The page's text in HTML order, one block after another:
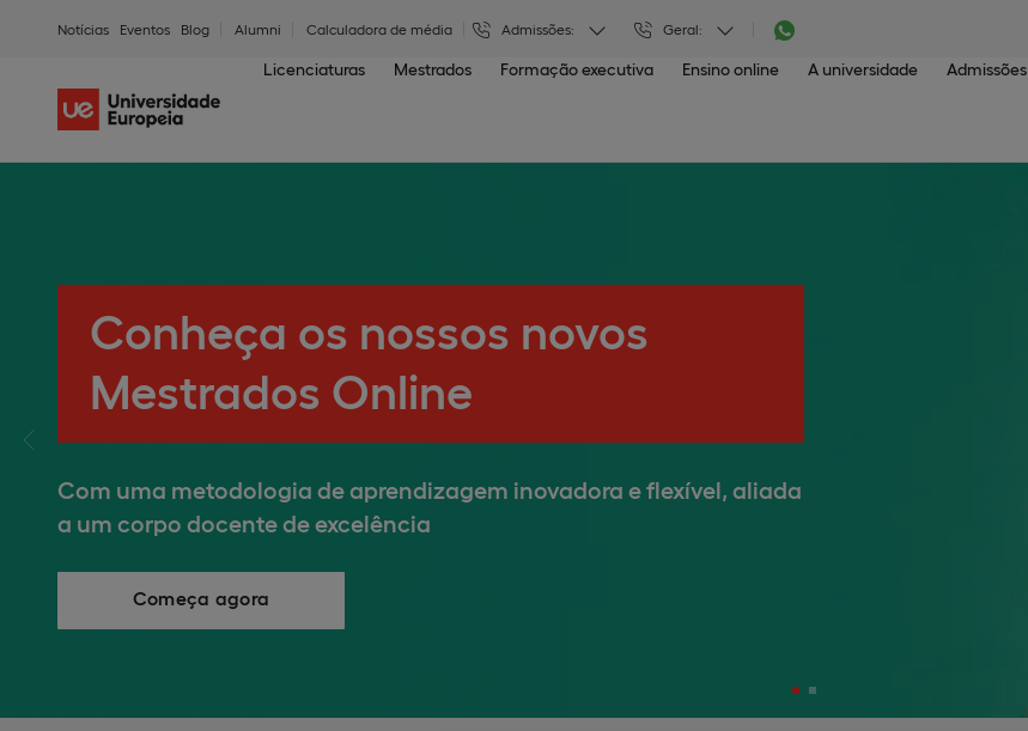
Notícias Eventos Blog Alumni Calculadora de média Admissões: Geral:
Licenciaturas Mestrados Formação executiva Ensino online A universidade Admissões
Conheça os nossos novos
Mestrados Online
Com uma metodologia de aprendizagem inovadora e flexível, aliada
a um corpo docente de excelência
Começa agora